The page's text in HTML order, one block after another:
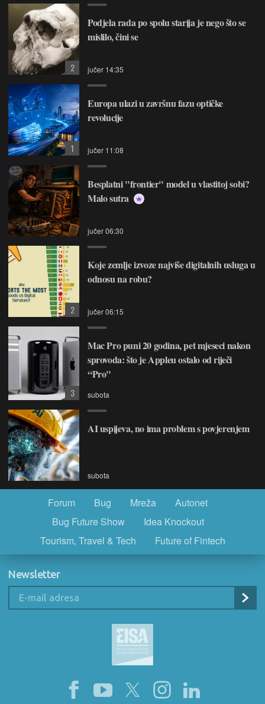
Podjela rada po spolu starija je nego što se
mislilo, čini se
jučer 14:35
2
Europa ulazi u završnu fazu optičke
revolucije
jučer 11:08
1
Besplatni "frontier" model u vlastitoj sobi?
Malo sutra
jučer 06:30
Koje zemlje izvoze najviše digitalnih usluga u
odnosu na robu?
jučer 06:15
2
Mac Pro puni 20 godina, pet mjeseci nakon
sprovoda: što je Appleu ostalo od riječi
“Pro"
subota
3
AI uspijeva, no ima problem s povjerenjem
subota
Forum Bug Mreža
Autonet
Bug Future Show
Idea Knockout
Tourism, Travel & Tech
Future of Fintech
Newsletter